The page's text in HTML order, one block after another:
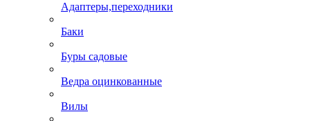
Адаптеры,переходники
Баки
Буры садовые
Ведра оцинкованные
Вилы